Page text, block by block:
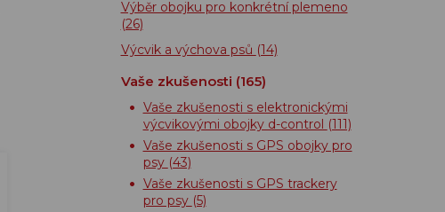
Výběr obojku pro konkrétní plemeno
(26)
Výcvik a výchova psů (14)
Vaše zkušenosti (165)
Vaše zkušenosti s elektronickými
výcvikovými obojky d-control (111)
Vaše zkušenosti s GPS obojky pro
psy (43)
Vaše zkušenosti s GPS trackery
pro psy (5)